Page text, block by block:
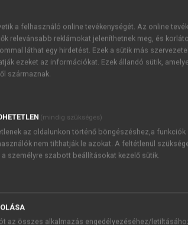
JELSZÓ
Kérek értesítést a MeRSZ
Kérek értesítést az
a felhasználó online tevékenységét. Az online
relevánsabb reklámokat jeleníthetnek meg, és
láthat egy hirdetést. Ezek a sütik más
ezeket az információkat. Ezek állandó sütik,
származnak.
(mindig szükséges)
az oldalunkon történő böngészéshez,a funkciók
nem tilthatják le azokat. A feltétlenül
személyre szabott beállításokat kezelő sütik.
az összes alkalmazás engedélyezéséhez/